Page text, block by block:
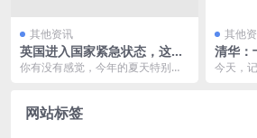
其他资讯
英国进入国家紧急状态，这是
对人类的又一个警讯
你有没有感觉，今年的夏天特别
其他
清华：
总数和
今天，
网站标签